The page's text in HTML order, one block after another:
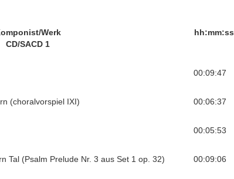
Werk
hh:mm:ss
CD/SACD 1
00:09:47
(choralvorspiel IXI)
00:06:37
00:05:53
Tal (Psalm Prelude Nr. 3 aus Set 1 op. 32)
00:09:06